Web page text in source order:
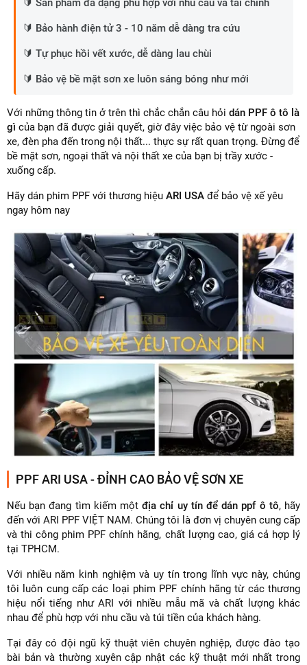
🔰 Sản phẩm đa dạng phù hợp với nhu cầu và tài chính
🔰 Bảo hành điện tử 3 - 10 năm dễ dàng tra cứu
🔰 Tự phục hồi vết xước, dễ dàng lau chùi
🔰 Bảo vệ bề mặt sơn xe luôn sáng bóng như mới
Với những thông tin ở trên thì chắc chắn câu hỏi dán PPF ô tô là
gì của bạn đã được giải quyết, giờ đây việc bảo vệ từ ngoài sơn
xe, đèn pha đến trong nội thất... thực sự rất quan trọng. Đừng để
bề mặt sơn, ngoại thất và nội thất xe của bạn bị trầy xước -
xuống cấp.
Hãy dán phim PPF với thương hiệu ARI USA để bảo vệ xế yêu
ngay hôm nay
PPF ARI USA - ĐỈNH CAO BẢO VỆ SƠN XE
Nếu bạn đang tìm kiếm mộtđịa chỉ uy tín để dán ppf ô tô, hãy
đến với ARI PPF VIỆT NAM. Chúng tôi là đơn vị chuyên cung cấp
và thi công phim PPF chính hãng, chất lượng cao, giá cả hợp lý
tại TPHCM.
Với nhiều năm kinh nghiệm và uy tín trong lĩnh vực này, chúng
tôi luôn cung cấp các loại phim PPF chính hãng từ các thương
hiệu nổi tiếng như ARI với nhiều mẫu mã và chất lượng khác
nhau để phù hợp với nhu cầu và túi tiền của khách hàng.
Tại đây có đội ngũ kỹ thuật viên chuyên nghiệp, được đào tạo
bài bản và thường xuyên cập nhật các kỹ thuật mới nhất trong